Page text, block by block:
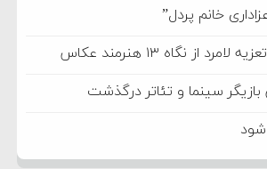
خانم پردل”
از نگاه ۱۳ هنرمند عکاس
سینما و تئاتر درگذشت